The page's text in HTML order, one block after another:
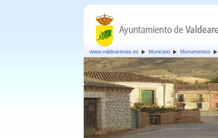
www.valdearenas.es Municipio Monumentos